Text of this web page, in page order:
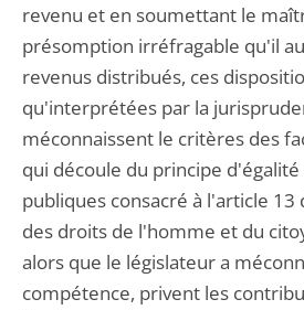
revenu et en soumettant le
présomption irréfragable qu'il
revenus distribués, ces
qu'interprétées par la
méconnaissent le critères des
qui découle du principe
publiques consacré à l'article 13
des droits de l'homme et du
alors que le législateur a
compétence, privent les